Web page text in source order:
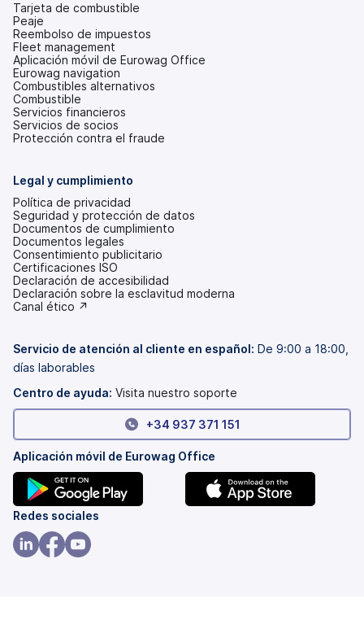
Tarjeta de combustible
Peaje
Reembolso de impuestos
Fleet management
Aplicación móvil de Eurowag Office
Eurowag navigation
Combustibles alternativos
Combustible
Servicios financieros
Servicios de socios
Protección contra el fraude
Legal y cumplimiento
Política de privacidad
Seguridad y protección de datos
Documentos de cumplimiento
Documentos legales
Consentimiento publicitario
Certificaciones ISO
Declaración de accesibilidad
(se
abre
pestaña
Declaración sobre la esclavitud moderna
(se
una
nueva)
Canal ético ↗
Servicio de atención al cliente en español: De 9:00 a 18:00,
días laborables
Centro de ayuda: Visita nuestro soporte
+34 937 371 151
Aplicación móvil de Eurowag Office
(se
abre
en
Redes sociales